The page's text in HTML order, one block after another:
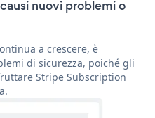
nuovi problemi o
a crescere, è
di sicurezza, poiché gli
Stripe Subscription